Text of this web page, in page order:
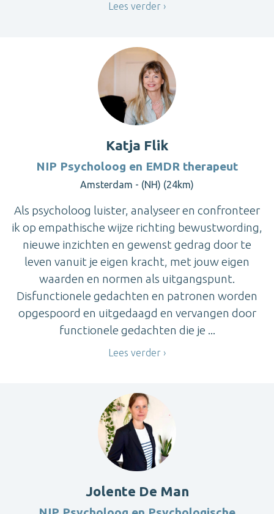
Lees verder
Katja Flik
NIP Psycholoog en EMDR therapeut
Amsterdam - (NH) (24km)
Als psycholoog luister, analyseer en confronteer
ik op empathische wijze richting bewustwording,
nieuwe inzichten en gewenst gedrag door te
leven vanuit je eigen kracht, met jouw eigen
waarden en normen als uitgangspunt.
Disfunctionele gedachten en patronen worden
opgespoord en uitgedaagd en vervangen door
functionele gedachten die je ...
Lees verder
Jolente De Man